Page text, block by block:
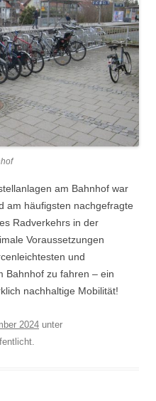
am Bahnhof war
am häufigsten nachgefragte
Radverkehrs in der
Voraussetzungen
und
Bahnhof zu fahren – ein
nachhaltige Mobilität!
2024 unter